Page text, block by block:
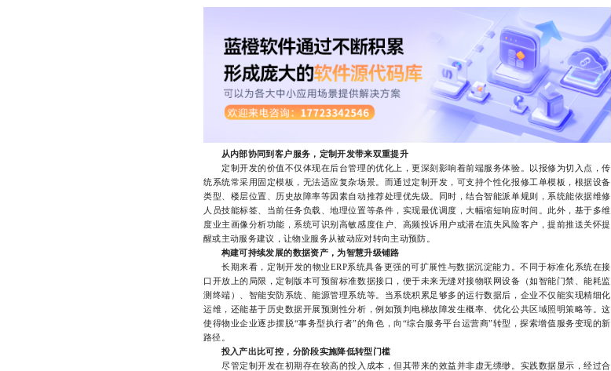
从内部协同到客户服务，定制开发带来双重提升
定制开发的价值不仅体现在后台管理的优化上，更深刻影响着前端服务体验。以报修为切入点，传
统系统常采用固定模板，无法适应复杂场景。而通过定制开发，可支持个性化报修工单模板，根据设备
类型、楼层位置、历史故障率等因素自动推荐处理优先级。同时，结合智能派单规则，系统能依据维修
人员技能标签、当前任务负载、地理位置等条件，实现最优调度，大幅缩短响应时间。此外，基于多维
度业主画像分析功能，系统可识别高敏感度住户、高频投诉用户或潜在流失风险客户，提前推送关怀提
醒或主动服务建议，让物业服务从被动应对转向主动预防。
构建可持续发展的数据资产，为智慧升级铺路
长期来看，定制开发的物业ERP系统具备更强的可扩展性与数据沉淀能力。不同于标准化系统在接
口开放上的局限，定制版本可预留标准数据接口，便于未来无缝对接物联网设备（如智能门禁、能耗监
测终端）、智能安防系统、能源管理系统等。当系统积累足够多的运行数据后，企业不仅能实现精细化
运维，还能基于历史数据开展预测性分析，例如预判电梯故障发生概率、优化公共区域照明策略等。这
使得物业企业逐步摆脱“事务型执行者”的角色，向“综合服务平台运营商”转型，探索增值服务变现的新
路径。
投入产出比可控，分阶段实施降低转型门槛
尽管定制开发在初期存在较高的投入成本，但其带来的效益并非虚无缥缈。实践数据显示，经过合